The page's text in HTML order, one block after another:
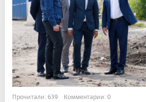
Прочитали: 639 Комментарии: 0